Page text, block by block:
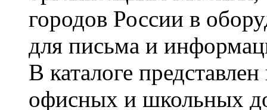
городов России в
для письма и
В каталоге
офисных и школьных